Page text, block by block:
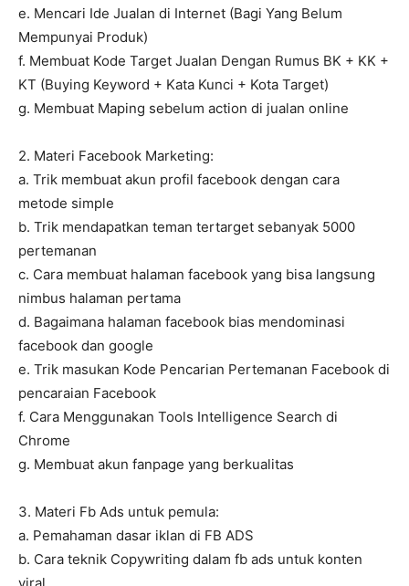
e. Mencari Ide Jualan di Internet (Bagi Yang Belum
Mempunyai Produk)
f. Membuat Kode Target Jualan Dengan Rumus BK + KK +
KT (Buying Keyword + Kata Kunci + Kota Target)
g. Membuat Maping sebelum action di jualan online
2. Materi Facebook Marketing:
a. Trik membuat akun profil facebook dengan cara
metode simple
b. Trik mendapatkan teman tertarget sebanyak 5000
pertemanan
c. Cara membuat halaman facebook yang bisa langsung
nimbus halaman pertama
d. Bagaimana halaman facebook bias mendominasi
facebook dan google
e. Trik masukan Kode Pencarian Pertemanan Facebook di
pencaraian Facebook
f. Cara Menggunakan Tools Intelligence Search di
Chrome
g. Membuat akun fanpage yang berkualitas
3. Materi Fb Ads untuk pemula:
a. Pemahaman dasar iklan di FB ADS
b. Cara teknik Copywriting dalam fb ads untuk konten